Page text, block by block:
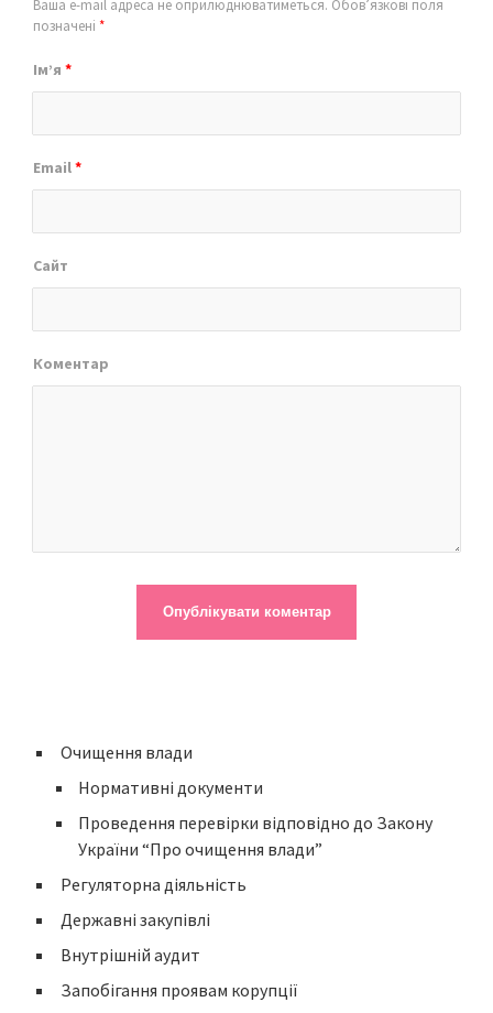
Ваша e-mail адреса не оприлюднюватиметься. Обов’язкові поля
позначені *
Ім’я *
Email*
Сайт
Коментар
Очищення влади
Нормативні документи
Проведення перевірки відповідно до Закону
України “Про очищення влади”
Регуляторна діяльність
Державні закупівлі
Внутрішній аудит
Запобігання проявам корупції